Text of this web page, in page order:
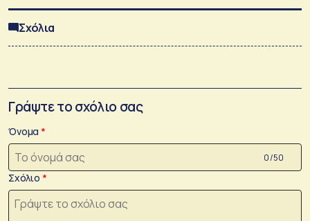
Σχόλια
Γράψτε το σχόλιο σας
Όνομα
0 /50
Σχόλιο